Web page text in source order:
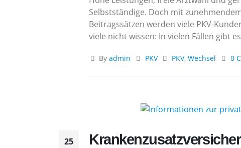
Selbstständige. Doch mit
Beitragssätzen werden viele PKV-
viele nicht wissen: In vielen Fällen gibt
Byadmin PKV PKV,Wechsel 0
25